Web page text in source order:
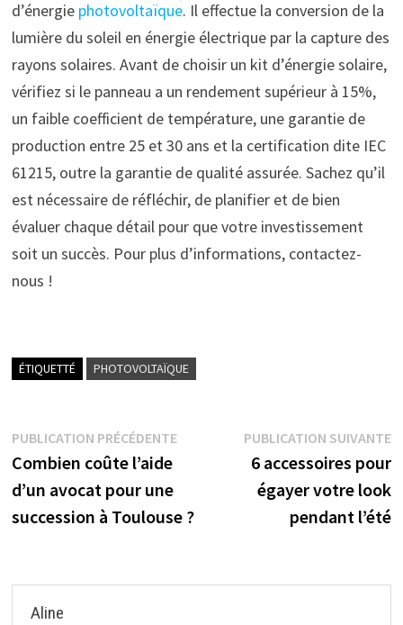
d’énergie photovoltaïque. Il effectue la conversion de la
lumière du soleil en énergie électrique par la capture des
rayons solaires. Avant de choisir un kit d’énergie solaire,
vérifiez si le panneau a un rendement supérieur à 15%,
un faible coefficient de température, une garantie de
production entre 25 et 30 ans et la certification dite IEC
61215, outre la garantie de qualité assurée. Sachez qu’il
est nécessaire de réfléchir, de planifier et de bien
évaluer chaque détail pour que votre investissement
soit un succès. Pour plus d’informations, contactez-
nous !
ÉTIQUETTÉ PHOTOVOLTAÏQUE
Navigation
de
l’article
PUBLICATION PRÉCÉDENTEPublication
précédente :
Combien coûte l’aide
d’un avocat pour une
succession à Toulouse ?
PUBLICATION SUIVANTE
6 accessoires pour
égayer votre look
pendant l’été
Aline